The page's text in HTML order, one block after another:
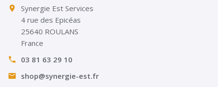

Synergie Est Services
4 rue des Epicéas
25640 ROULANS
France
 03 81 63 29 10
 shop@synergie-est.fr